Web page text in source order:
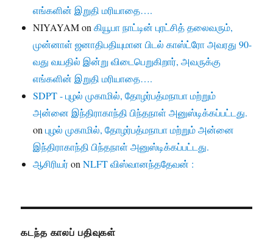
எங்களின் இறுதி மரியாதை….
NIYAYAMonகியூபா நாட்டின் புரட்சித் தலைவரும்,
முன்னாள் ஜனாதிபதியுமான பிடல் காஸ்ட்ரோ அவரது 90-
வது வயதில் இன்று விடைபெறுகிறார், அவருக்கு
எங்களின் இறுதி மரியாதை….
SDPT - புழல் முகாமில், தோழர்பத்மநாபா மற்றும்
அன்னை இந்திராகாந்தி பிந்தநாள் அனுஸ்டிக்கப்பட்டது.
onபுழல் முகாமில், தோழர்பத்மநாபா மற்றும் அன்னை
இந்திராகாந்தி பிந்தநாள் அனுஸ்டிக்கப்பட்டது.
ஆசிரியர்onNLFT விஸ்வானந்ததேவன் :
கடந்த காலப் பதிவுகள்